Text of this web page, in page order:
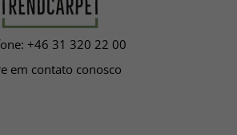
+46 31 320 22 00
em contato conosco